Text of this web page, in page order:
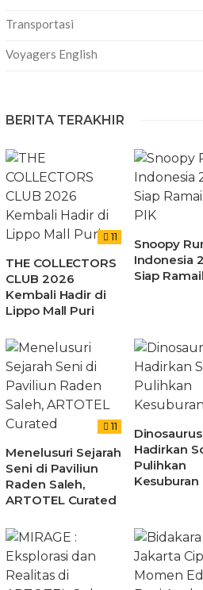
Transportasi
Voyagers English
BERITA TERAKHIR
11
THE COLLECTORS
CLUB 2026
Kembali Hadir di
Lippo Mall Puri
Snoopy
Indonesia
Siap
11
Menelusuri Sejarah
Seni di Paviliun
Raden Saleh,
ARTOTEL Curated
Dinosaurus
Hadirkan
Pulihkan
Kesuburan